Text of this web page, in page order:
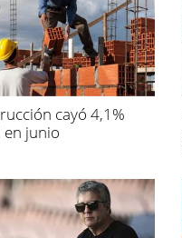
cayó 4,1%
en junio